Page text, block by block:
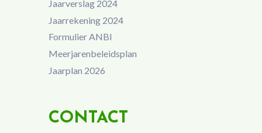
Jaarverslag 2024
Jaarrekening 2024
Formulier ANBI
Meerjarenbeleidsplan
Jaarplan 2026
CONTACT